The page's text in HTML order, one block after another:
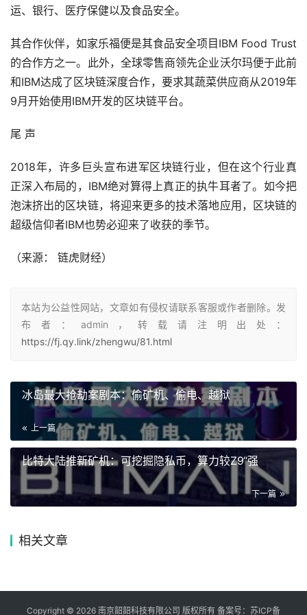
运、银行、医疗保健以及食品安全。
其合作伙伴，如家乐福便是其食品安全项目IBM Food Trust
的合作方之一。此外，全球零售商领先企业沃尔玛便于此前
和IBM达成了区块链深度合作，要求其蔬菜供应商从2019年
9月开始使用IBM开发的区块链平台。
尾 声
2018年，许多巨头宣布进军区块链行业，但在这个行业真
正深入布局的，IBM绝对算得上真正的执牛耳者了。如今把
泡沫挤出的区块链，将迎来更多的技术落地应用，区块链的
超级信仰者IBM也势必迎来了收获的季节。
（来源： 链虎财经）
本站为公益性网站，文章如有侵权请联系客服或作者删除。发
布者：admin，转载请注明出处：
https://fj.qy.link/zhengwu/81.html
冰岛最大抢劫案剧本：偷矿机、偷电、越狱
上一篇
比特大陆推新矿机：可挖掘隐私币，算力较Z9“强
下一篇
相关文章
Copyright © 2026 南京韶韶科技有限公司 版权所有 备案号： 苏ICP备